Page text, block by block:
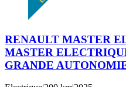
RENAULT MASTER
MASTER
GRANDE